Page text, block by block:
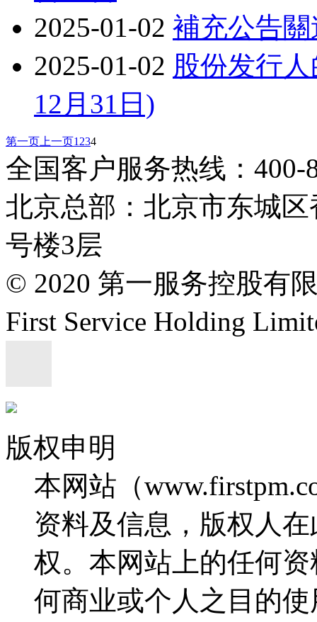
2025-01-02 補充公告
2025-01-02 股份发行
12月31日)
第一页 上一页1 234
全国客户服务热线：400-
北京总部：北京市东城
号楼3层
© 2020 第一服务控股有
First Service Holding
版权申明
本网站（
资料及信息，版权人
权。本网站上的任何
何商业或个人之目的